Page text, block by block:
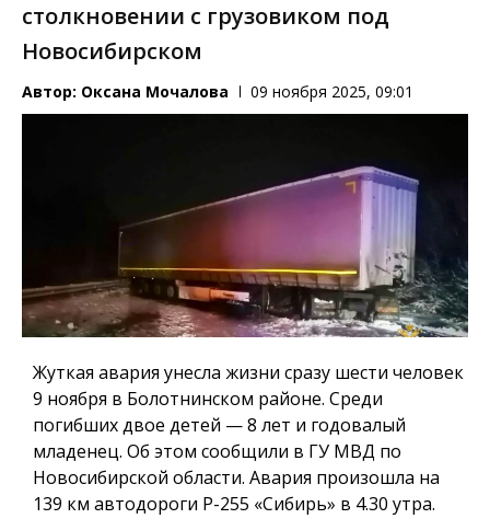
столкновении с грузовиком под
Новосибирском
Автор: Оксана Мочалова 09 ноября 2025, 09:01
Жуткая авария унесла жизни сразу шести человек
9 ноября в Болотнинском районе. Среди
погибших двое детей — 8 лет и годовалый
младенец. Об этом сообщили в ГУ МВД по
Новосибирской области. Авария произошла на
139 км автодороги Р-255 «Сибирь» в 4.30 утра.